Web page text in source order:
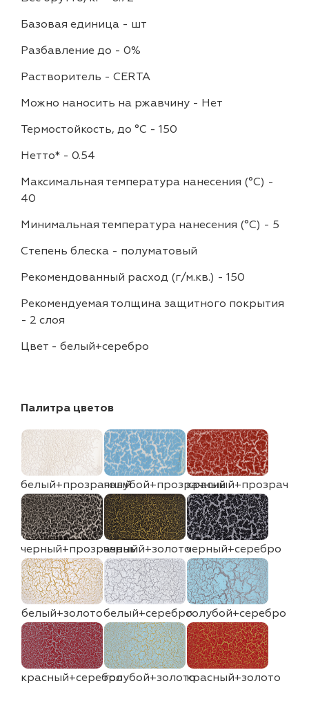
Базовая единица - шт
Разбавление до - 0%
Растворитель - CERTA
Можно наносить на ржавчину - Нет
Термостойкость, до °C - 150
Нетто* - 0.54
Максимальная температура нанесения (°С) -
40
Минимальная температура нанесения (°С) - 5
Степень блеска - полуматовый
Рекомендованный расход (г/м.кв.) - 150
Рекомендуемая толщина защитного покрытия
- 2 слоя
Цвет - белый+серебро
Палитра цветов
белый+прозрачныйголубой+прозрачный
черный+прозрачныйчерный+золоточерный+серебро
белый+золотобелый+сереброголубой+серебро
красный+сереброголубой+золотокрасный+золото